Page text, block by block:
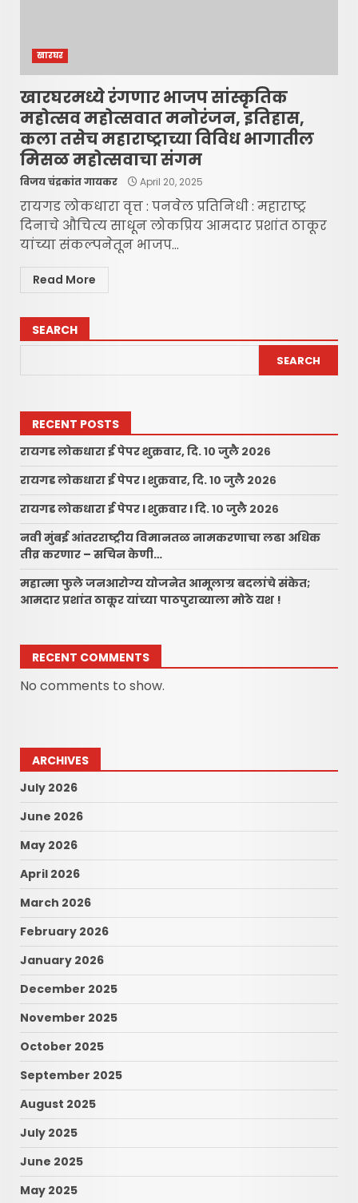
खारघर
खारघरमध्ये रंगणार भाजप सांस्कृतिक
महोत्सव महोत्सवात मनोरंजन, इतिहास,
कला तसेच महाराष्ट्राच्या विविध भागातील
मिसळ महोत्सवाचा संगम
विजय चंद्रकांत गायकर April 20, 2025
रायगड लोकधारा वृत्त : पनवेल प्रतिनिधी : महाराष्ट्र
दिनाचे औचित्य साधून लोकप्रिय आमदार प्रशांत ठाकूर
यांच्या संकल्पनेतून भाजप...
Read More
SEARCH
SEARCH
RECENT POSTS
रायगड लोकधारा ई पेपर शुक्रवार, दि. १० जुलै २०२६
रायगड लोकधारा ई पेपर l शुक्रवार, दि. १० जुलै २०२६
रायगड लोकधारा ई पेपर l शुक्रवार l दि. १० जुलै २०२६
नवी मुंबई आंतरराष्ट्रीय विमानतळ नामकरणाचा लढा अधिक
तीव्र करणार – सचिन केणी…
महात्मा फुले जनआरोग्य योजनेत आमूलाग्र बदलांचे संकेत;
आमदार प्रशांत ठाकूर यांच्या पाठपुराव्याला मोठे यश !
RECENT COMMENTS
No comments to show.
ARCHIVES
July 2026
June 2026
May 2026
April 2026
March 2026
February 2026
January 2026
December 2025
November 2025
October 2025
September 2025
August 2025
July 2025
June 2025
May 2025